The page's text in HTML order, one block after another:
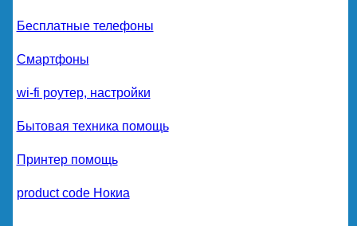
Бесплатные телефоны
Смартфоны
wi-fi роутер, настройки
Бытовая техника помощь
Принтер помощь
product code Нокиа